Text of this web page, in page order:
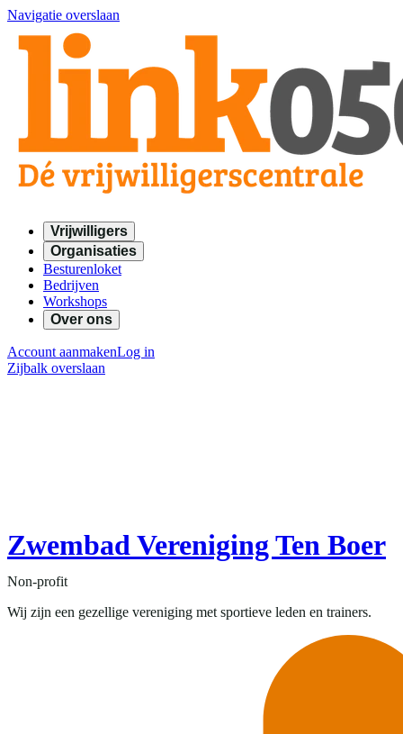
Navigatie overslaan
Vrijwilligers
Organisaties
Besturenloket
Bedrijven
Workshops
Over ons
Account aanmakenLog in
Zijbalk overslaan
Zwembad Vereniging Ten Boer
Non-profit
Wij zijn een gezellige vereniging met sportieve leden en trainers.